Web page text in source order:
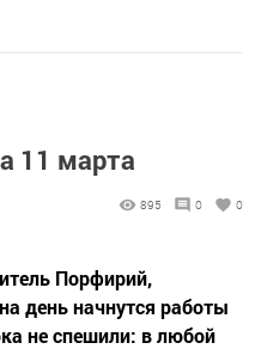
11 марта
895 0 0
Порфирий,
день начнутся работы
не спешили: в любой